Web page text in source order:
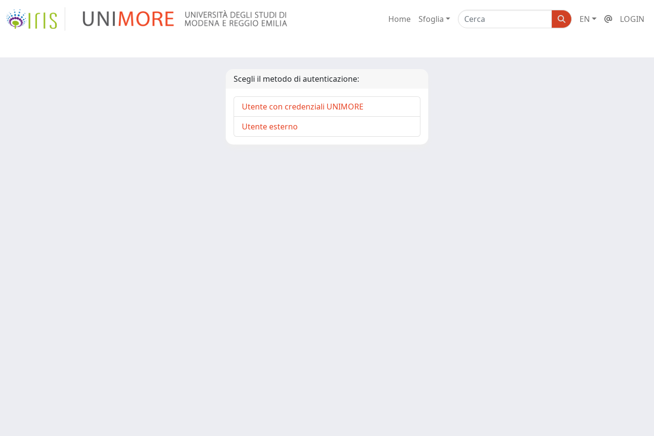
Home Sfoglia EN LOGIN
Scegli il metodo di autenticazione:
Utente con credenziali UNIMORE
Utente esterno